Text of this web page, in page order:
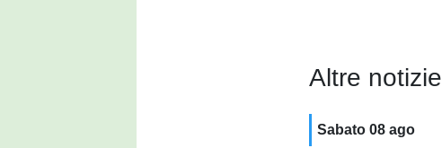
Altre notizie
Sabato 08 ago